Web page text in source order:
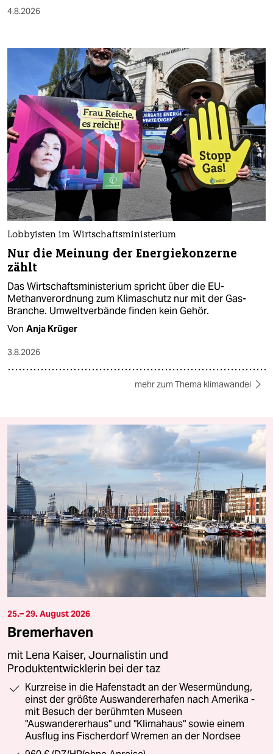
4.8.2026
Lobbyisten im Wirtschaftsministerium
Nur die Meinung der Energiekonzerne
zählt
Das Wirtschaftsministerium spricht über die EU-
Methanverordnung zum Klimaschutz nur mit der Gas-
Branche. Umweltverbände finden kein Gehör.
Von Anja Krüger
3.8.2026
mehr zum Thema klimawandel
25.– 29. August 2026
Bremerhaven
mit Lena Kaiser, Journalistin und
Produktentwicklerin bei der taz
Kurzreise in die Hafenstadt an der Wesermündung,
einst der größte Auswandererhafen nach Amerika -
mit Besuch der berühmten Museen
"Auswandererhaus" und "Klimahaus" sowie einem
Ausflug ins Fischerdorf Wremen an der Nordsee